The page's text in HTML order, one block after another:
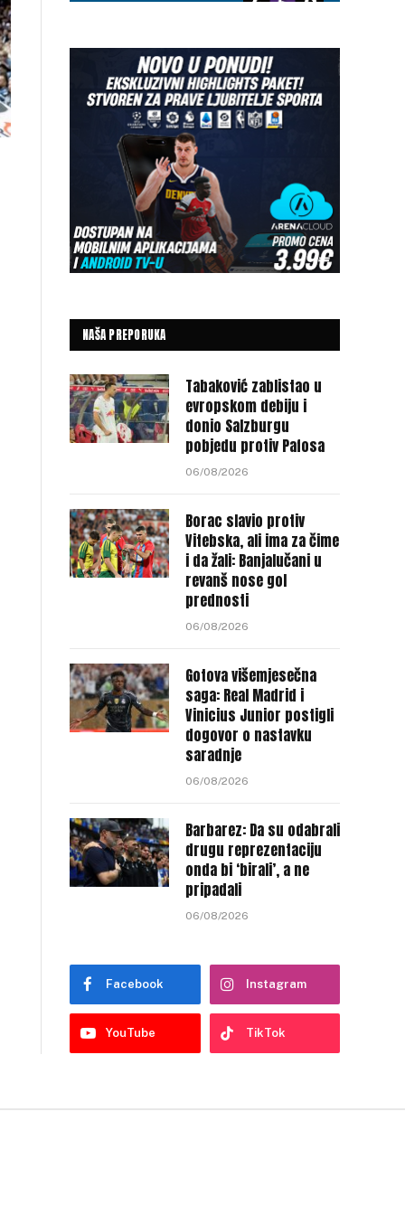
NAŠA PREPORUKA
Tabaković zablistao u
evropskom debiju i
donio Salzburgu
pobjedu protiv Pafosa
06/08/2026
Borac slavio protiv
Vitebska, ali ima za čime
i da žali: Banjalučani u
revanš nose gol
prednosti
06/08/2026
Gotova višemjesečna
saga: Real Madrid i
Vinicius Junior postigli
dogovor o nastavku
saradnje
06/08/2026
Barbarez: Da su odabrali
drugu reprezentaciju
onda bi ‘birali’, a ne
pripadali
06/08/2026
Facebook Instagram
YouTube TikTok